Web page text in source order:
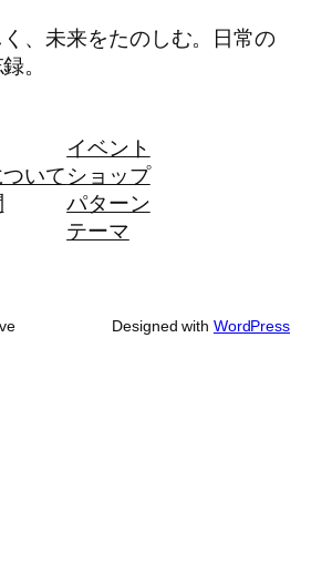
、未来をたのしむ。日常の
。
いて
イベント
ショップ
パターン
テーマ
Designed with WordPress